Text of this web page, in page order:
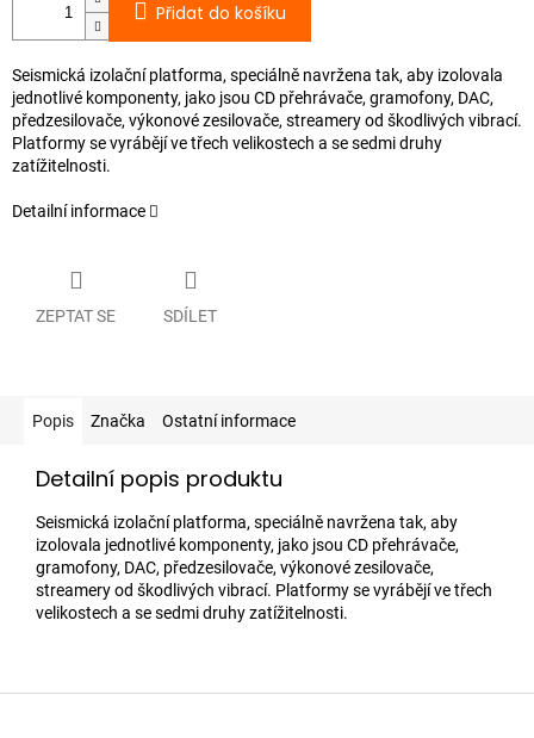
Přidat do košíku
Seismická izolační platforma, speciálně navržena tak, aby izolovala
jednotlivé komponenty, jako jsou CD přehrávače, gramofony, DAC,
předzesilovače, výkonové zesilovače, streamery od škodlivých vibrací.
Platformy se vyrábějí ve třech velikostech a se sedmi druhy
zatížitelnosti.
Detailní informace
ZEPTAT SE SDÍLET
Popis Značka Ostatní informace
Detailní popis produktu
Seismická izolační platforma, speciálně navržena tak, aby
izolovala jednotlivé komponenty, jako jsou CD přehrávače,
gramofony, DAC, předzesilovače, výkonové zesilovače,
streamery od škodlivých vibrací. Platformy se vyrábějí ve třech
velikostech a se sedmi druhy zatížitelnosti.
Z